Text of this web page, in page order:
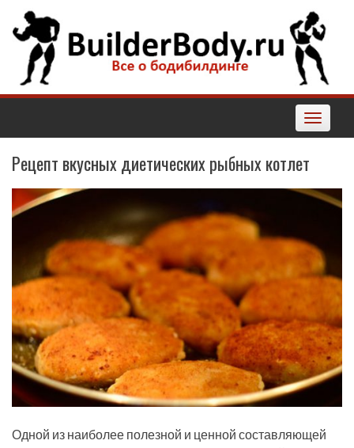
Наверх
Toggle
Рецепт вкусных диетических рыбных котлет
Одной из наиболее полезной и ценной составляющей